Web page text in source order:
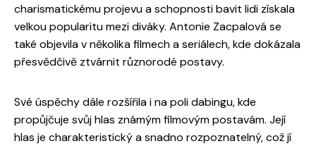
charismatickému projevu a schopnosti bavit lidi získala
velkou popularitu mezi diváky. Antonie Zacpalová se
také objevila v několika filmech a seriálech, kde dokázala
přesvědčivě ztvárnit různorodé postavy.
Své úspěchy dále rozšířila i na poli dabingu, kde
propůjčuje svůj hlas známým filmovým postavám. Její
hlas je charakteristický a snadno rozpoznatelný, což jí